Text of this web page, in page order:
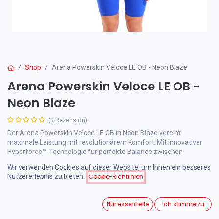
Shop Arena Powerskin Veloce LE OB - Neon Blaze
Arena Powerskin Veloce LE OB -
Neon Blaze
(0 Rezension)
Der Arena Powerskin Veloce LE OB in Neon Blaze vereint
maximale Leistung mit revolutionärem Komfort. Mit innovativer
Hyperforce™-Technologie für perfekte Balance zwischen
Wir verwenden Cookies auf dieser Website, um Ihnen ein besseres
Nutzererlebnis zu bieten.
Cookie-Richtlinien
Nur essentielle Ich stimme zu